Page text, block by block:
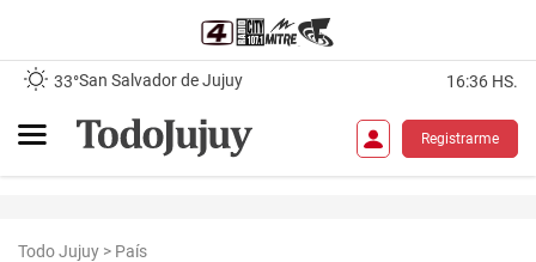
33°San Salvador de Jujuy 16:36 HS.
Registrarme
Todo Jujuy > País